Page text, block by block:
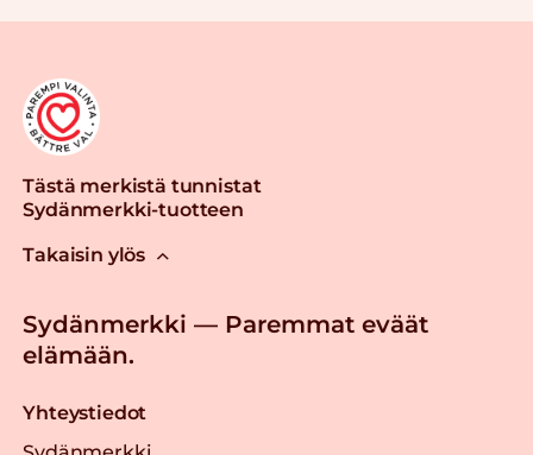
Tästä merkistä tunnistat
Sydänmerkki-tuotteen
Takaisin ylös
Sydänmerkki — Paremmat eväät
elämään.
Yhteystiedot